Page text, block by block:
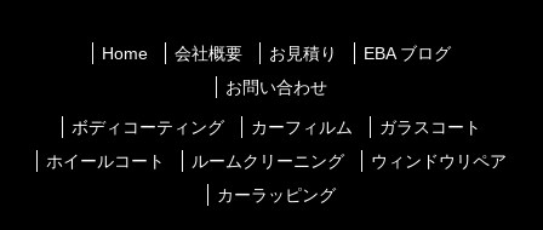
Home 会社概要 お見積り
EBA ブログ
お問い合わせ
ボディコーティング カーフィルム
ガラスコート
ホイールコート
ルームクリーニング
ウィンドウリペア
カーラッピング